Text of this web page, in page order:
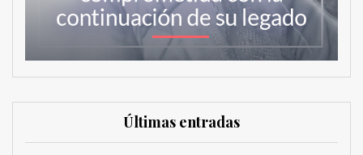
Últimas entradas